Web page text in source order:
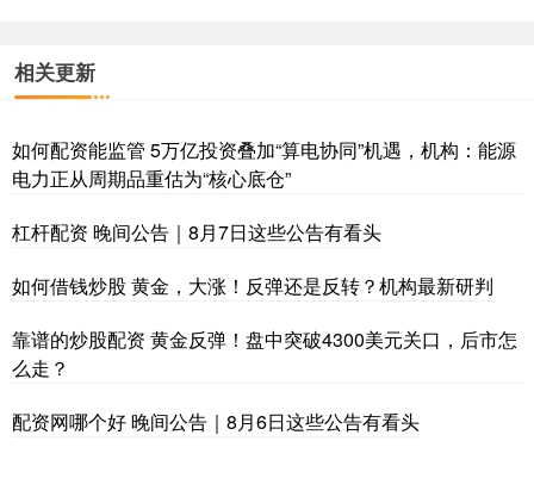
相关更新
如何配资能监管 5万亿投资叠加“算电协同”机遇，机构：能源
电力正从周期品重估为“核心底仓”
杠杆配资 晚间公告｜8月7日这些公告有看头
如何借钱炒股 黄金，大涨！反弹还是反转？机构最新研判
靠谱的炒股配资 黄金反弹！盘中突破4300美元关口，后市怎
么走？
配资网哪个好 晚间公告｜8月6日这些公告有看头